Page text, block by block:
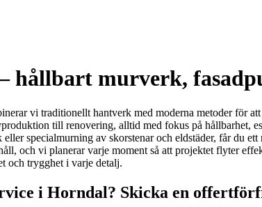
hållbart murverk,
vi traditionellt hantverk med moderna metoder för
till renovering, alltid med fokus på hållbarhet,
specialmurning av skorstenar och eldstäder, får du
och vi planerar varje moment så att projektet flyter
och trygghet i varje detalj.
i Horndal? Skicka en